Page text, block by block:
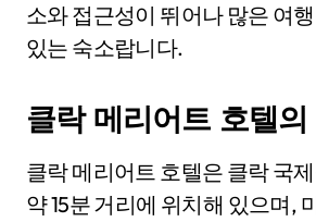
소와 접근성이 뛰어나 많은 여
있는 숙소랍니다.
클락 메리어트 호텔의
클락 메리어트 호텔은 클락 국
약 15분 거리에 위치해 있으며,